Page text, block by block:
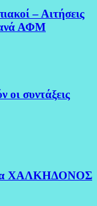
– Αιτήσεις
ανά ΑΦΜ
συντάξεις
ΧΑΛΚΗΔΟΝΟΣ